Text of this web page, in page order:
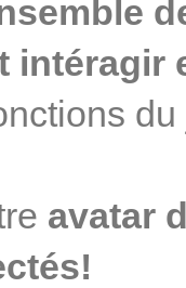
intéragir
du
avatar